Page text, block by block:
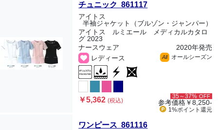
チュニック 861117
アイトス
半袖ジャケット（ブルゾン・ジャンパー）
アイトス ルミエール メディカルカタロ
グ 2023
ナースウェア
2020年発売
レディース
All オールシーズン
￥5,362(税込)
35～37% OFF
参考価格￥8,250-
1%ポイント 還元
ワンピース 861116